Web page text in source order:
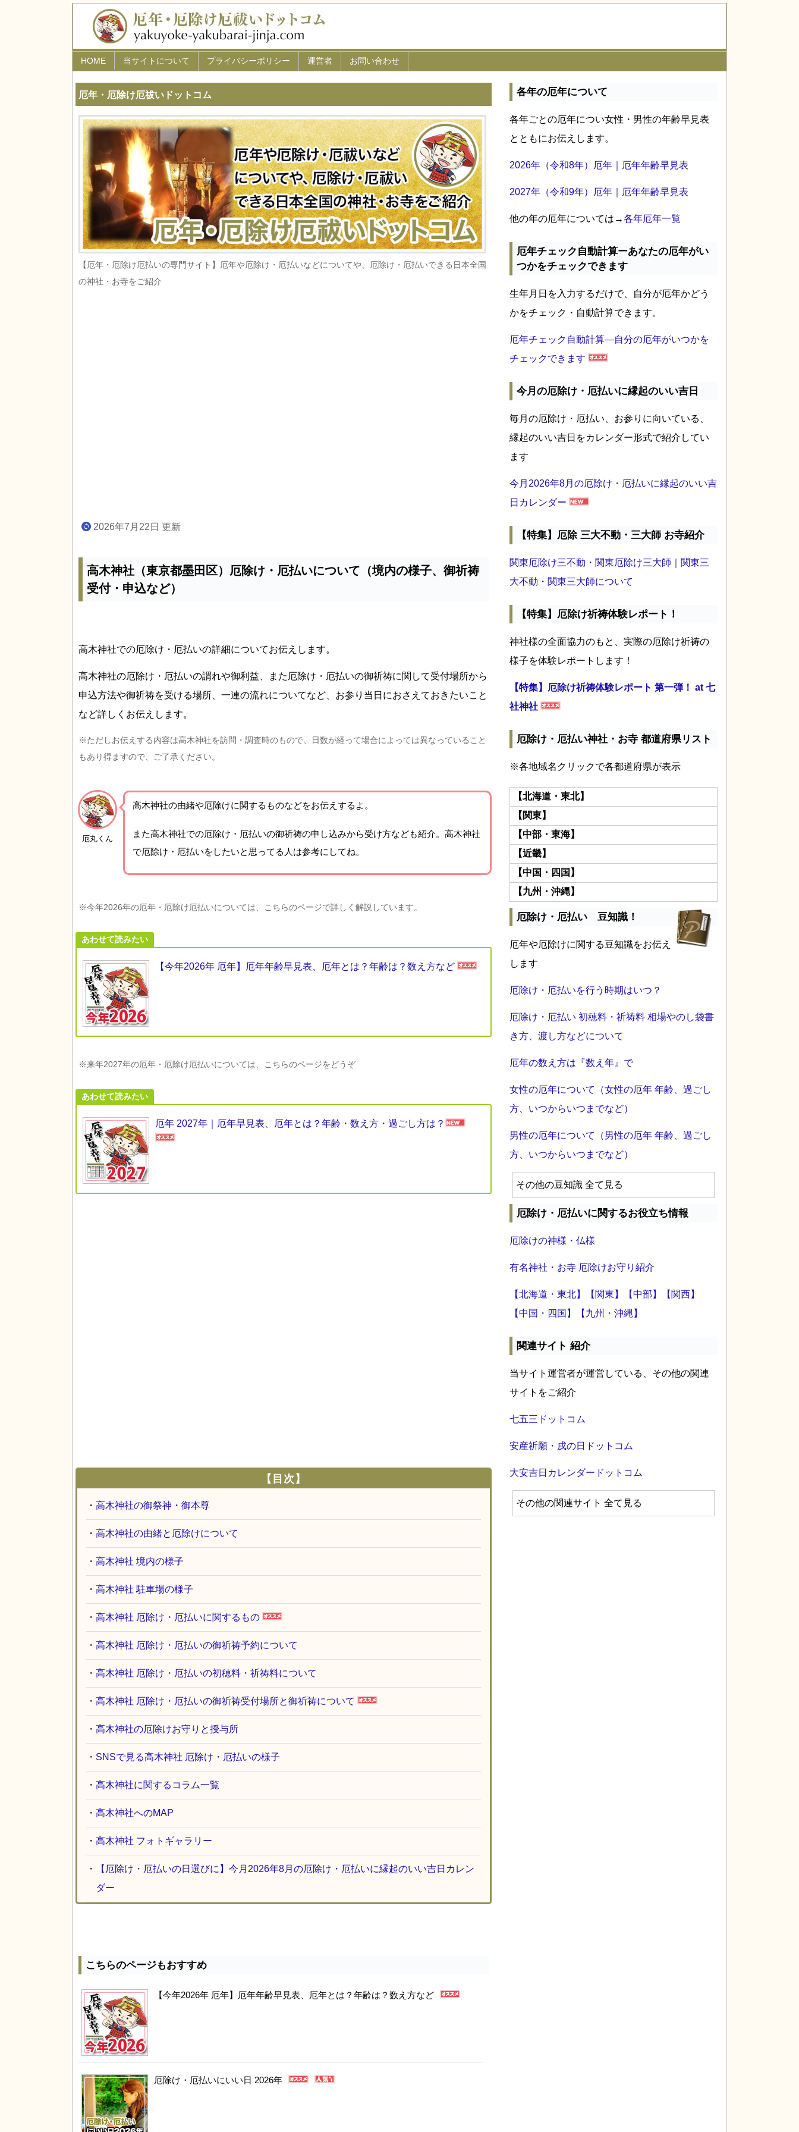
厄年・厄除け厄祓いドットコム
【厄年・厄除け厄払いの専門サイト】厄年や厄除け・厄払いなどについてや、厄除け・厄払いできる日本全国
の神社・お寺をご紹介
2026年7月22日 更新
高木神社（東京都墨田区）厄除け・厄払いについて（境内の様子、御祈祷
受付・申込など）
高木神社での厄除け・厄払いの詳細についてお伝えします。
高木神社の厄除け・厄払いの謂れや御利益、また厄除け・厄払いの御祈祷に関して受付場所から
申込方法や御祈祷を受ける場所、一連の流れについてなど、お参り当日におさえておきたいこと
など詳しくお伝えします。
※ただしお伝えする内容は高木神社を訪問・調査時のもので、日数が経って場合によっては異なっていること
もあり得ますので、ご了承ください。
厄丸くん
高木神社の由緒や厄除けに関するものなどをお伝えするよ。
また高木神社での厄除け・厄払いの御祈祷の申し込みから受け方なども紹介。高木神社
で厄除け・厄払いをしたいと思ってる人は参考にしてね。
※今年2026年の厄年・厄除け厄払いについては、こちらのページで詳しく解説しています。
あわせて読みたい
【今年2026年 厄年】厄年年齢早見表、厄年とは？年齢は？数え方など
※来年2027年の厄年・厄除け厄払いについては、こちらのページをどうぞ
あわせて読みたい
厄年 2027年｜厄年早見表、厄年とは？年齢・数え方・過ごし方は？
【目次】
・ 高木神社の御祭神・御本尊
・ 高木神社の由緒と厄除けについて
・ 高木神社 境内の様子
・ 高木神社 駐車場の様子
・ 高木神社 厄除け・厄払いに関するもの
・ 高木神社 厄除け・厄払いの御祈祷予約について
・ 高木神社 厄除け・厄払いの初穂料・祈祷料について
・ 高木神社 厄除け・厄払いの御祈祷受付場所と御祈祷について
・ 高木神社の厄除けお守りと授与所
・ SNSで見る高木神社 厄除け・厄払いの様子
・ 高木神社に関するコラム一覧
・ 高木神社へのMAP
・ 高木神社 フォトギャラリー
・
【厄除け・厄払いの日選びに】今月2026年8月の厄除け・厄払いに縁起のいい吉日カレン
ダー
こちらのページもおすすめ
【今年2026年 厄年】厄年年齢早見表、厄年とは？年齢は？数え方など
厄除け・厄払いにいい日 2026年
各年の厄年について
各年ごとの厄年につい女性・男性の年齢早見表
とともにお伝えします。
2026年（令和8年）厄年｜厄年年齢早見表
2027年（令和9年）厄年｜厄年年齢早見表
他の年の厄年については→各年厄年一覧
厄年チェック自動計算ーあなたの厄年がい
つかをチェックできます
生年月日を入力するだけで、自分が厄年かどう
かをチェック・自動計算できます。
厄年チェック自動計算―自分の厄年がいつかを
チェックできます
今月の厄除け・厄払いに縁起のいい吉日
毎月の厄除け・厄払い、お参りに向いている、
縁起のいい吉日をカレンダー形式で紹介してい
ます
今月2026年8月の厄除け・厄払いに縁起のいい吉
日カレンダー
【特集】厄除 三大不動・三大師 お寺紹介
関東厄除け三不動・関東厄除け三大師｜関東三
大不動・関東三大師について
【特集】厄除け祈祷体験レポート！
神社様の全面協力のもと、実際の厄除け祈祷の
様子を体験レポートします！
【特集】厄除け祈祷体験レポート 第一弾！ at 七
社神社
厄除け・厄払い神社・お寺 都道府県リスト
※各地域名クリックで各都道府県が表示
【北海道・東北】
【関東】
【中部・東海】
【近畿】
【中国・四国】
【九州・沖縄】
厄除け・厄払い 豆知識！
厄年や厄除けに関する豆知識をお伝え
します
厄除け・厄払いを行う時期はいつ？
厄除け・厄払い 初穂料・祈祷料 相場やのし袋書
き方、渡し方などについて
厄年の数え方は『数え年』で
女性の厄年について（女性の厄年 年齢、過ごし
方、いつからいつまでなど）
男性の厄年について（男性の厄年 年齢、過ごし
方、いつからいつまでなど）
その他の豆知識 全て見る
厄除け・厄払いに関するお役立ち情報
厄除けの神様・仏様
有名神社・お寺 厄除けお守り紹介
【北海道・東北】 【関東】 【中部】
【関西】
【中国・四国】
【九州・沖縄】
関連サイト 紹介
当サイト運営者が運営している、その他の関連
サイトをご紹介
七五三ドットコム
安産祈願・戌の日ドットコム
大安吉日カレンダードットコム
その他の関連サイト 全て見る
HOME 当サイトについて プライバシーポリシー 運営者 お問い合わせ